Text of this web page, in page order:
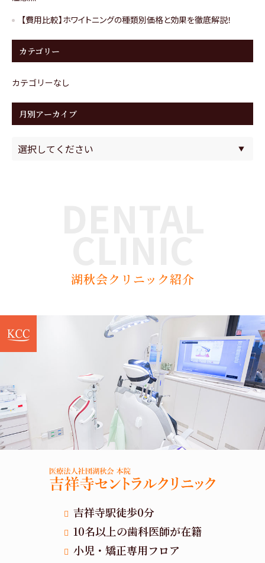
【費用比較】ホワイトニングの種類別価格と効果を徹底解説！
カテゴリー
カテゴリーなし
月別アーカイブ
湖秋会クリニック紹介
吉祥寺駅徒歩0分
10名以上の歯科医師が在籍
小児・矯正専用フロア